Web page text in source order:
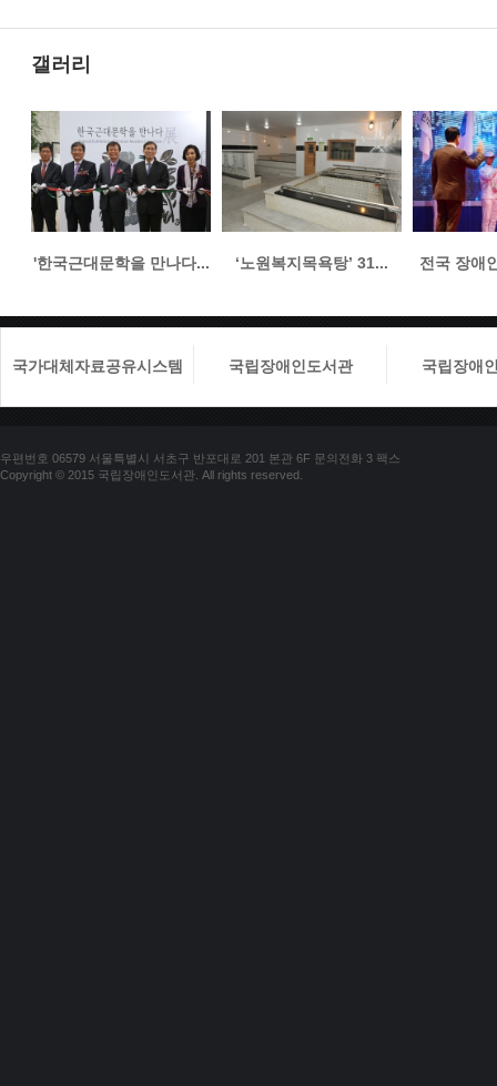
갤러리
'한국근대문학을 만나다... ‘노원복지목욕탕’ 31... 전국 장애
국가대체자료공유시스템 국립장애인도서관 국립장애
우편번호 06579 서울특별시 서초구 반포대로 201 본관 6F 문의전화 3 팩스
Copyright © 2015 국립장애인도서관. All rights reserved.